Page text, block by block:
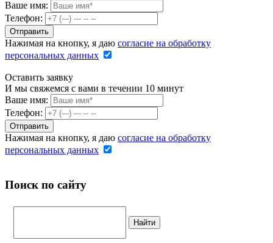
Ваше имя:
Телефон:
Нажимая на кнопку, я даю согласие на обработку
персональных данных
Оставить заявку
И мы свяжемся с вами в течении 10 минут
Ваше имя:
Телефон:
Нажимая на кнопку, я даю согласие на обработку
персональных данных
Поиск по сайту